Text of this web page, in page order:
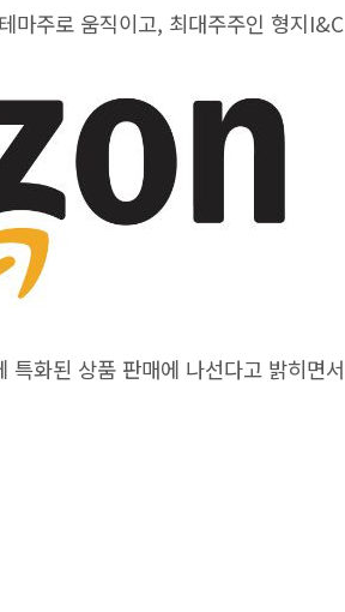
마주로 움직이고, 최대주주인 형지I&C
화된 상품 판매에 나선다고 밝히면서